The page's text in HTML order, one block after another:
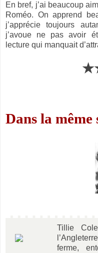
En bref, j’ai beaucoup
Roméo. On apprend
j’apprécie toujours
j’avoue ne pas avoir
lecture qui manquait
Dans la même
Tillie
ferme,